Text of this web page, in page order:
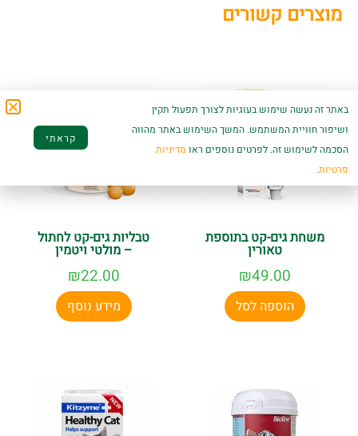
מוצרים קשורים
משחת גים-קט בתוספת
טאורין
₪49.00
הוספה לסל
טבליות גים-קט לחתול
– מולטי ויטמין
₪22.00
מידע נוסף
באתר זה נעשה שימוש בעוגיות לצורך תפעול תקין
ושיפור חוויית המשתמש. המשך השימוש באתר מהווה
הסכמה לשימוש זה. לפרטים נוספים ראו מדיניות
פרטיות.
קראתי